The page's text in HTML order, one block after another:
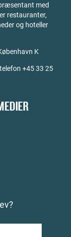
med
restauranter,
og hoteller
K
+45 33 25